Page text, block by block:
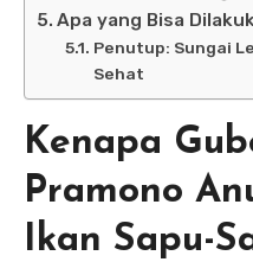
Apa yang Bisa
Penutup: Sungai
Sehat
Kenapa
Pramono
Ikan Sapu-